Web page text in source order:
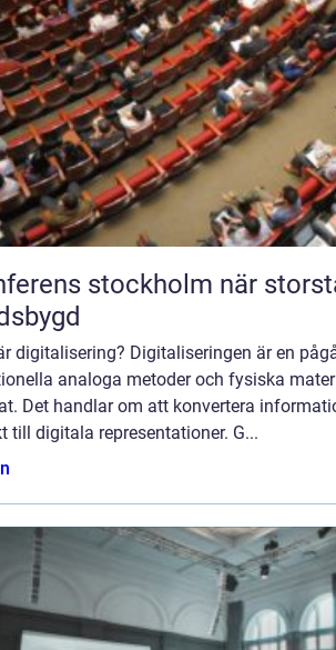
stockholm när storstad möter rofylld
digitalisering? Digitaliseringen är en
analoga metoder och fysiska
Det handlar om att konvertera
till digitala representationer. G...